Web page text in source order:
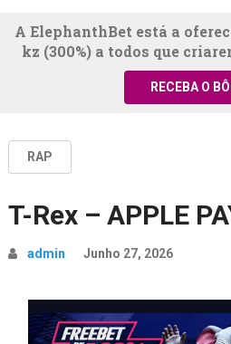
A ElephanthBet está a
kz (300%) a todos que
RECEBA O
RAP
T-Rex – APPLE
admin Junho 27, 2026